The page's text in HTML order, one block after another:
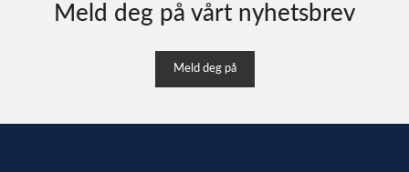
Meld deg på vårt nyhetsbrev
Meld deg på